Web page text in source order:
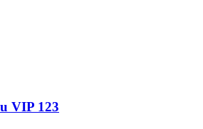
VIP 123